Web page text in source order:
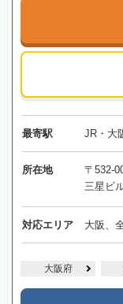
最寄駅 JR・大
所在地
〒532-
三星ビ
対応エリア 大阪、
大阪府